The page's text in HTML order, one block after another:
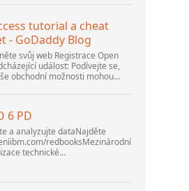
MySQL verze 5.1. Spustil jsem
tutorial a cheat
- GoDaddy Blog
svůj web Registrace Open
událost: Podívejte se,
obchodní možnosti mohou
se prostředí na GoDaddy
6 PD
a analyzujte dataNajděte
redbooksMezinárodní
technické
PlatformsListopad 2005